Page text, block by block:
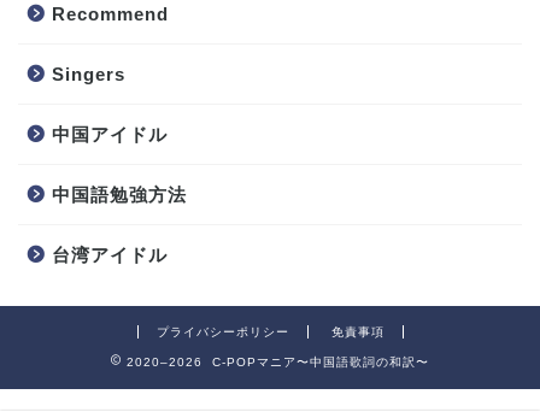
Recommend
Singers
中国アイドル
中国語勉強方法
台湾アイドル
プライバシーポリシー 免責事項
2020–2026 C-POPマニア〜中国語歌詞の和訳〜